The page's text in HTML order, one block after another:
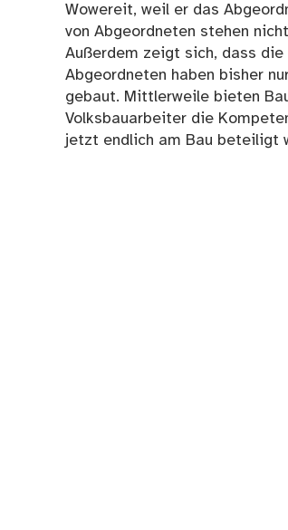
Wowereit, weil er das
von Abgeordneten stehen
Außerdem zeigt sich, dass
Abgeordneten haben bisher
gebaut. Mittlerweile bieten
Volksbauarbeiter die
jetzt endlich am Bau beteiligt